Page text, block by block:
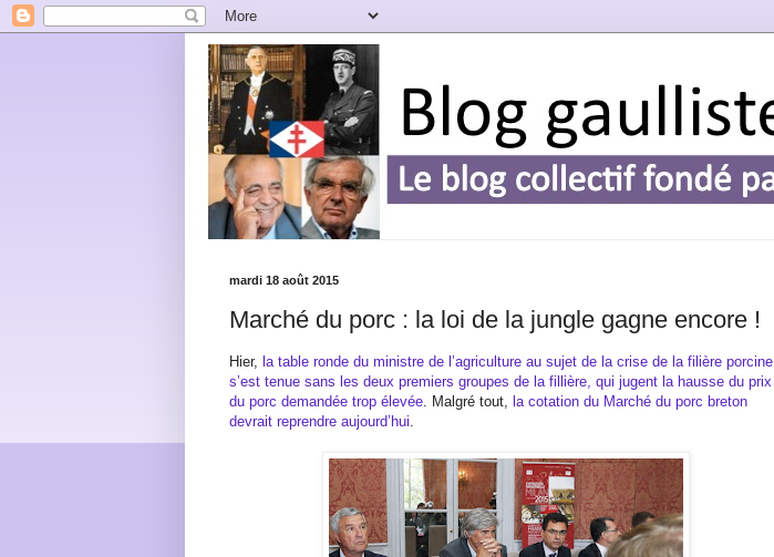
mardi 18 août 2015
Marché du porc : la loi de la jungle gagne encore !
Hier, la table ronde du ministre de l’agriculture au sujet de la crise de la filière porcine,
s’est tenue sans les deux premiers groupes de la fillière, qui jugent la hausse du prix
du porc demandée trop élevée . Malgré tout, la cotation du Marché du porc breton
devrait reprendre aujourd’hui